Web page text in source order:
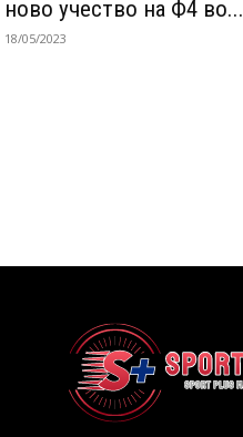
ново учество на Ф4 во...
18/05/2023